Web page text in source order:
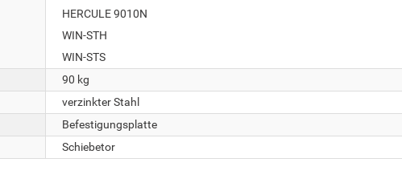
HERCULE 9010N
WIN-STH
WIN-STS
90 kg
verzinkter Stahl
Befestigungsplatte
Schiebetor